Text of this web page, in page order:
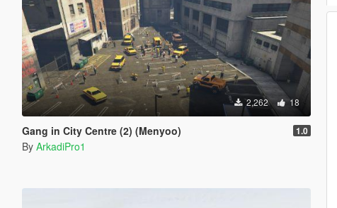
2,262 18
Gang in City Centre (2) (Menyoo) 1.0
By ArkadiPro1